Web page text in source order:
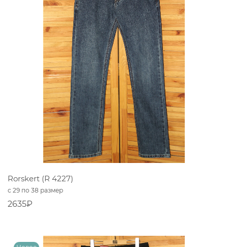
Rorskert (R 4227)
с 29 по 38 размер
2635₽